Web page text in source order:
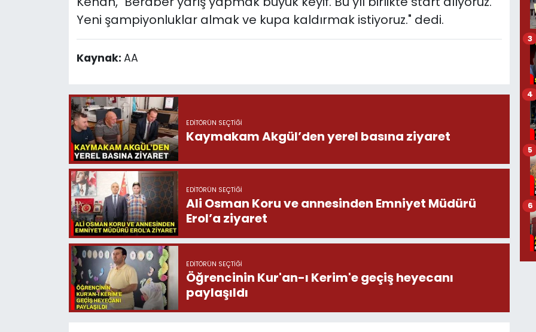
Yeni şampiyonluklar almak ve kupa kaldırmak istiyoruz." dedi.
Kaynak: AA
EDITÖRÜN SEÇTIĞI
Kaymakam Akgül’den yerel basına ziyaret
EDITÖRÜN SEÇTIĞI
Ali Osman Koru ve annesinden Emniyet Müdürü
Erol’a ziyaret
EDITÖRÜN SEÇTIĞI
Öğrencinin Kur'an-ı Kerim'e geçiş heyecanı
paylaşıldı
3
4
5
6